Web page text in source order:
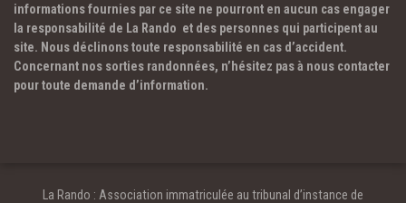
informations fournies par ce site ne pourront en aucun cas engager
la responsabilité de La Rando et des personnes qui participent au
site. Nous déclinons toute responsabilité en cas d’accident.
Concernant nos sorties randonnées, n’hésitez pas à nous contacter
pour toute demande d’information.
La Rando : Association immatriculée au tribunal d’instance de